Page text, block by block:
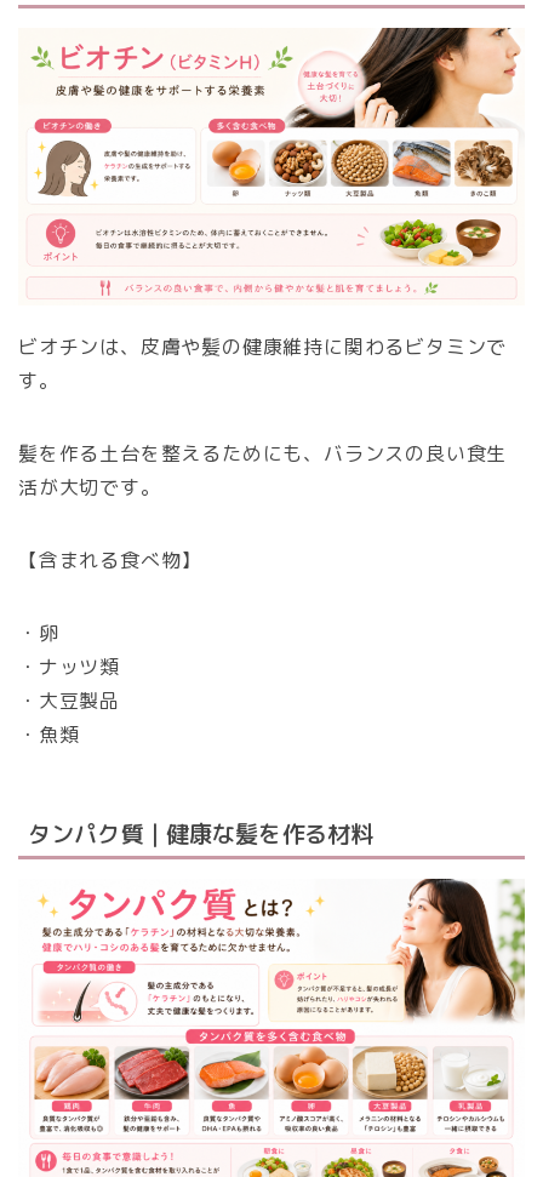
ビオチンは、皮膚や髪の健康維持に関わるビタミンで
す。
髪を作る土台を整えるためにも、バランスの良い食生
活が大切です。
【含まれる食べ物】
・卵
・ナッツ類
・大豆製品
・魚類
タンパク質｜健康な髪を作る材料